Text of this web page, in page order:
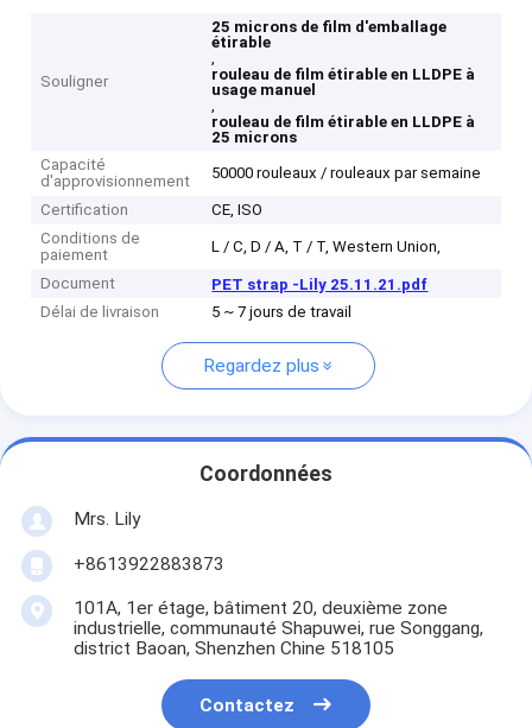
Souligner
25 microns de film d'emballage
étirable
,
rouleau de film étirable en LLDPE à
usage manuel
,
rouleau de film étirable en LLDPE à
25 microns
Capacité
d'approvisionnement
50000 rouleaux / rouleaux par semaine
Certification
CE, ISO
Conditions de
paiement
L / C, D / A, T / T, Western Union,
Document
PET strap -Lily 25.11.21.pdf
Délai de livraison
5 ~ 7 jours de travail
Regardez plus
Coordonnées
Mrs. Lily
+8613922883873
101A, 1er étage, bâtiment 20, deuxième zone
industrielle, communauté Shapuwei, rue Songgang,
district Baoan, Shenzhen Chine 518105
Contactez